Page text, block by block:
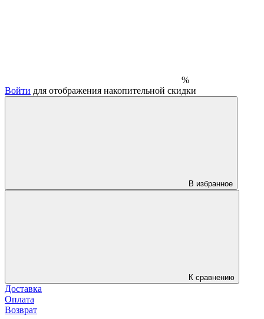
%
Войти для отображения накопительной скидки
В избранное
К сравнению
Доставка
Оплата
Возврат